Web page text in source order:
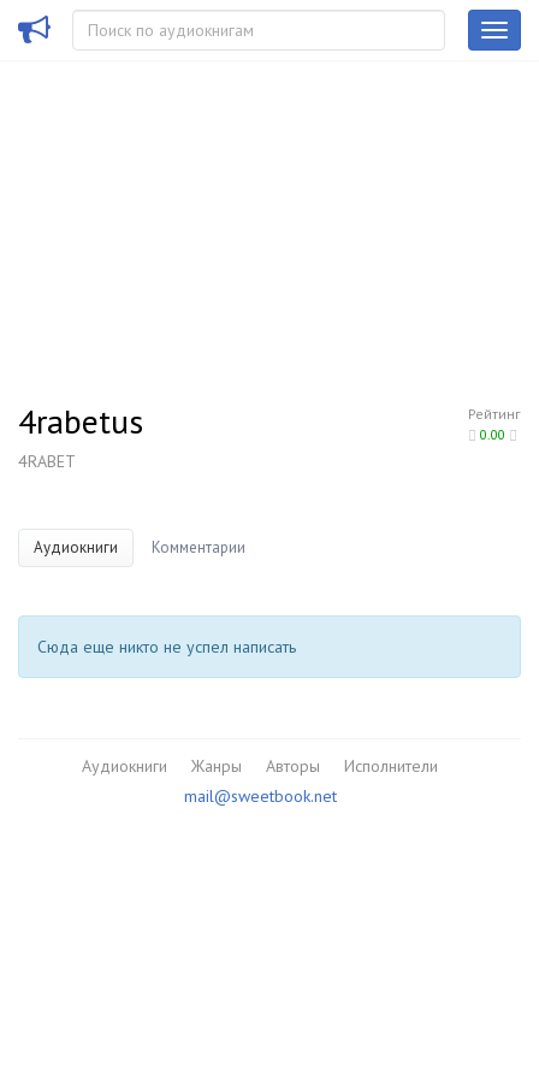
Рейтинг
0.00
4rabetus
4RABET
Аудиокниги Комментарии
Сюда еще никто не успел написать
Аудиокниги Жанры Авторы
Исполнители
mail@sweetbook.net